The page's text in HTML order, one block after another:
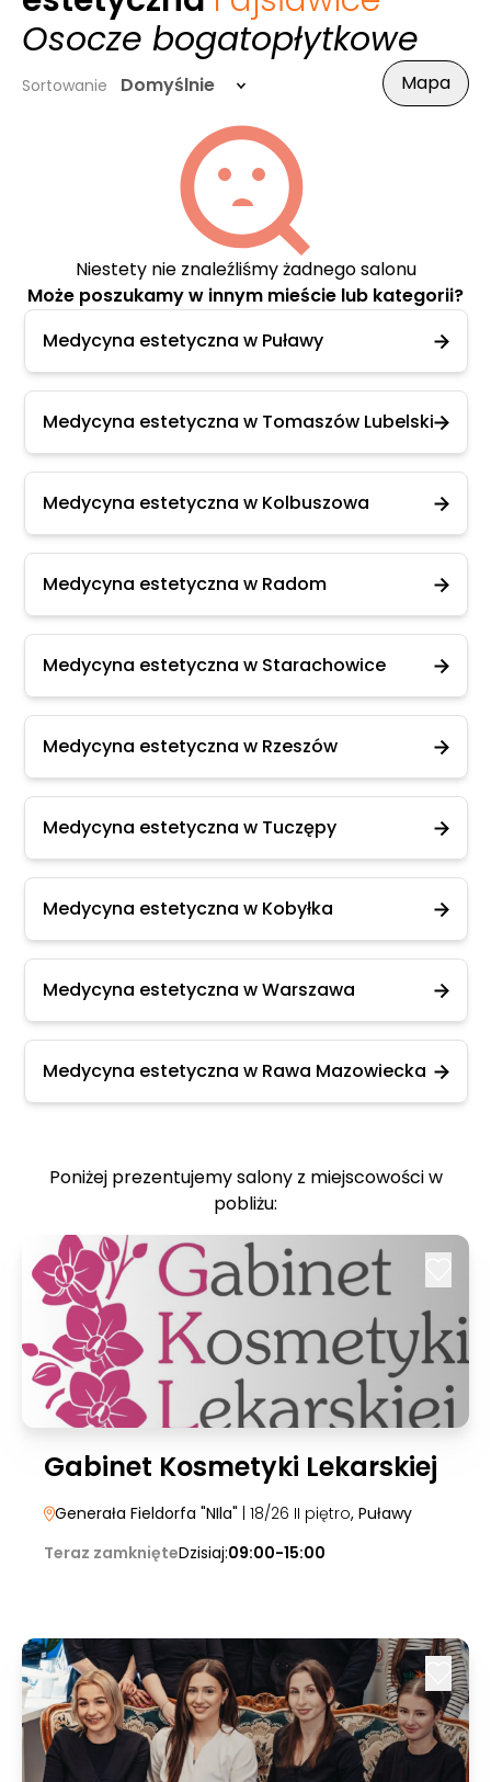
Osocze bogatopłytkowe
Sortowanie Domyślnie Mapa
Niestety nie znaleźliśmy żadnego salonu
Może poszukamy w innym mieście lub kategorii?
Medycyna estetyczna w Puławy
Medycyna estetyczna w Tomaszów Lubelski
Medycyna estetyczna w Kolbuszowa
Medycyna estetyczna w Radom
Medycyna estetyczna w Starachowice
Medycyna estetyczna w Rzeszów
Medycyna estetyczna w Tuczępy
Medycyna estetyczna w Kobyłka
Medycyna estetyczna w Warszawa
Medycyna estetyczna w Rawa Mazowiecka
Poniżej prezentujemy salony z miejscowości w
pobliżu:
Gabinet Kosmetyki Lekarskiej
Generała Fieldorfa "NIla" | 18/26 II piętro, Puławy
Teraz zamknięteDzisiaj:09:00-15:00